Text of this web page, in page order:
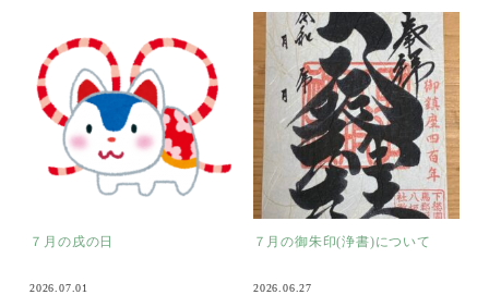
７月の戌の日
2026.07.01
７月の御朱印(浄書)について
2026.06.27